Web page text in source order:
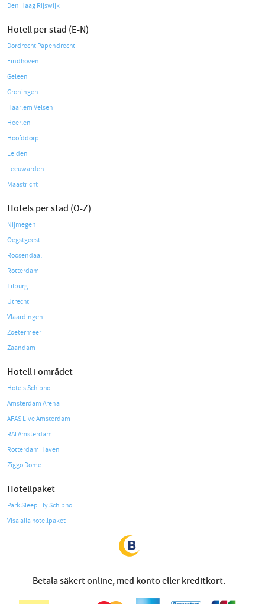
Den Haag Rijswijk
Hotell per stad (E-N)
Dordrecht Papendrecht
Eindhoven
Geleen
Groningen
Haarlem Velsen
Heerlen
Hoofddorp
Leiden
Leeuwarden
Maastricht
Hotels per stad (O-Z)
Nijmegen
Oegstgeest
Roosendaal
Rotterdam
Tilburg
Utrecht
Vlaardingen
Zoetermeer
Zaandam
Hotell i området
Hotels Schiphol
Amsterdam Arena
AFAS Live Amsterdam
RAI Amsterdam
Rotterdam Haven
Ziggo Dome
Hotellpaket
Park Sleep Fly Schiphol
Visa alla hotellpaket
Betala säkert online, med konto eller kreditkort.